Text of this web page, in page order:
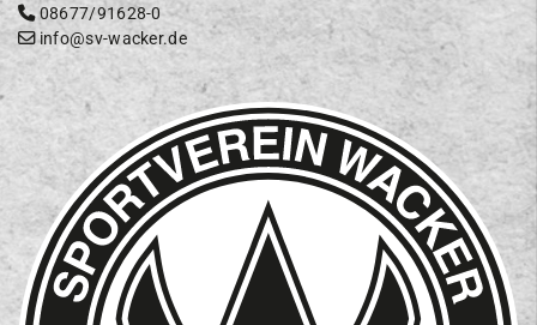
08677/91628-0
info@sv-wacker.de